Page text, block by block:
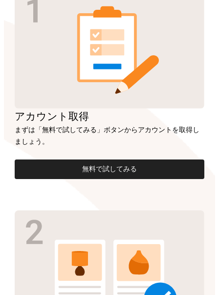
アカウント取得
まずは「無料で試してみる」ボタンからアカウントを取得し
ましょう。
無料で試してみる